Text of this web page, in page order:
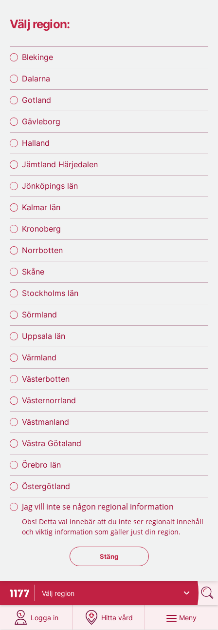
Välj region:
Blekinge
Dalarna
Gotland
Gävleborg
Halland
Jämtland Härjedalen
Jönköpings län
Kalmar län
Kronoberg
Norrbotten
Skåne
Stockholms län
Sörmland
Uppsala län
Värmland
Västerbotten
Västernorrland
Västmanland
Västra Götaland
Örebro län
Östergötland
Jag vill inte se någon regional information
Obs! Detta val innebär att du inte ser regionalt innehåll
och viktig information som gäller just din region.
Stäng regionsväljaren
Stäng
Till startsidan för 1177
Välj region
Logga in
på 1177.se
Hitta vård
på 1177.se
Meny